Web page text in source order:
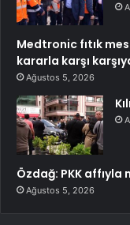
Medtronic fıtık
kararla karşı
Ağustos 5, 2026
Özdağ: PKK
Ağustos 5, 2026